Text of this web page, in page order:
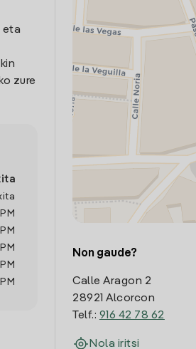
eta
zure
Non gaude?
Calle Aragon 2
28921 Alcorcon
Telf.: 916 42 78 62
Nola iritsi